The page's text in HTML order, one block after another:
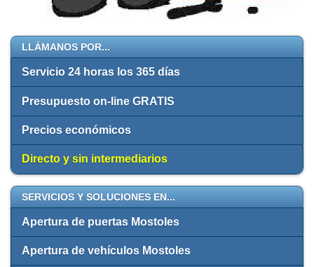
LLÁMANOS POR...
Servicio 24 horas los 365 días
Presupuesto on-line GRATIS
Precios económicos
Directo y sin intermediarios
SERVICIOS Y SOLUCIONES EN...
Apertura de puertas Mostoles
Apertura de vehículos Mostoles